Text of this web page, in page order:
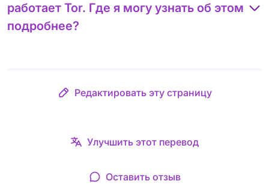
работает Tor. Где я могу узнать об этом
подробнее?
Редактировать эту страницу
Улучшить этот перевод
Оставить отзыв